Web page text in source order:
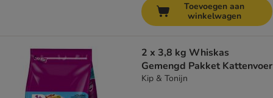
Toevoegen aan
winkelwagen
2 x 3,8 kg Whiskas
Gemengd Pakket Kattenvoer
Kip & Tonijn